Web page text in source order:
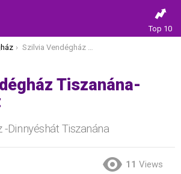
Top 10
Szilvia Vendégház Tiszanána-Dinnyéshát
Tiszanána-
-Dinnyéshát Tiszanána
11 Views